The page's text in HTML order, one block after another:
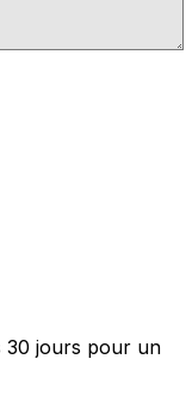
30 jours pour un